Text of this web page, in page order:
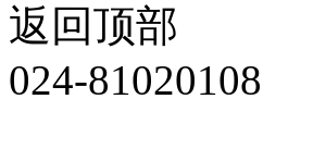
返回顶部
024-81020108